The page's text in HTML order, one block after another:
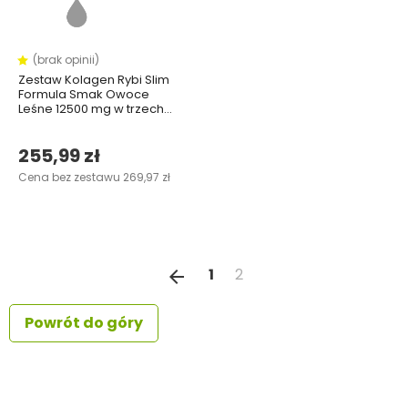
Formula Smak Owoce
Leśne 12500 mg w trzech
opakowaniach